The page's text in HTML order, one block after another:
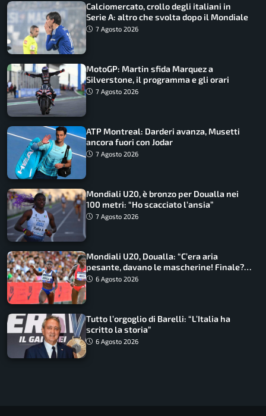
Calciomercato, crollo degli italiani in
Serie A: altro che svolta dopo il Mondiale
7 Agosto 2026
MotoGP: Martin sfida Marquez a
Silverstone, il programma e gli orari
7 Agosto 2026
ATP Montreal: Darderi avanza, Musetti
ancora fuori con Jodar
7 Agosto 2026
Mondiali U20, è bronzo per Doualla nei
100 metri: “Ho scacciato l’ansia”
7 Agosto 2026
Mondiali U20, Doualla: “C’era aria
pesante, davano le mascherine! Finale?
Non ho nulla da perdere”
6 Agosto 2026
Tutto l’orgoglio di Barelli: “L’Italia ha
scritto la storia”
6 Agosto 2026